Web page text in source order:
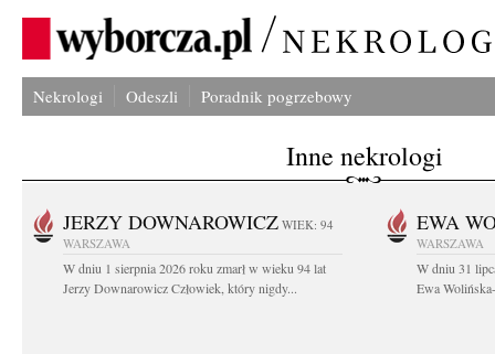
Nekrologi Odeszli Poradnik pogrzebowy
Inne nekrologi
JERZY DOWNAROWICZ WIEK: 94
WARSZAWA
W dniu 1 sierpnia 2026 roku zmarł w wieku 94 lat
Jerzy Downarowicz Człowiek, który nigdy...
EWA
WARSZAWA
W dniu 31
Ewa